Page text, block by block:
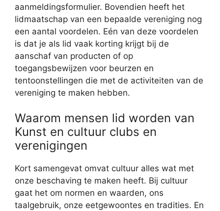
aanmeldingsformulier. Bovendien heeft het
lidmaatschap van een bepaalde vereniging nog
een aantal voordelen. Eén van deze voordelen
is dat je als lid vaak korting krijgt bij de
aanschaf van producten of op
toegangsbewijzen voor beurzen en
tentoonstellingen die met de activiteiten van de
vereniging te maken hebben.
Waarom mensen lid worden van
Kunst en cultuur clubs en
verenigingen
Kort samengevat omvat cultuur alles wat met
onze beschaving te maken heeft. Bij cultuur
gaat het om normen en waarden, ons
taalgebruik, onze eetgewoontes en tradities. En